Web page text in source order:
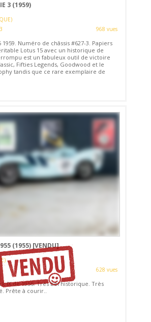
3 (1959)
968 vues
1959. Numéro de châssis #627-3. Papiers
Lotus 15 avec un historique de
est un fabuleux outil de victoire
Fifties Legends, Goodwood et le
tandis que ce rare exemplaire de
(1955) [VENDU]
628 vues
IX de 1956. Très bel historique. Très
Prête à courir..